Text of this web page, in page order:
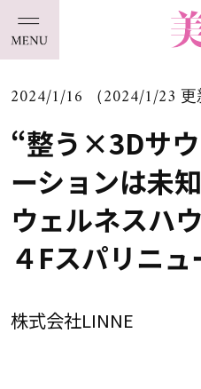
2024/1/16 （2024/1/23 更
“整う×3Dサ
ーションは未
ウェルネスハ
４Fスパリニ
株式会社LINNE